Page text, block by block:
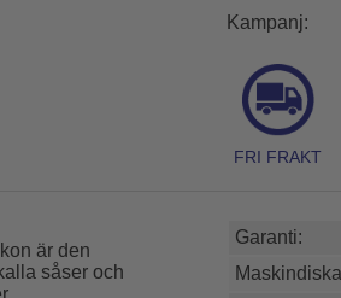
Kampanj:
är den
såser och
Garanti: